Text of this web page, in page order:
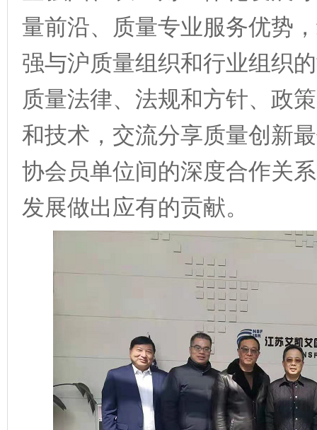
量前沿、质量专业服务优势
强与沪质量组织和行业组织
质量法律、法规和方针、政
和技术，交流分享质量创新
协会员单位间的深度合作关
发展做出应有的贡献。